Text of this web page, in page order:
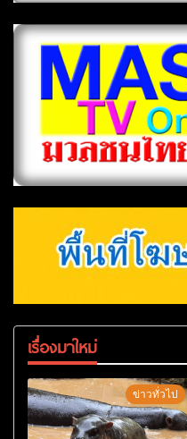
เรื่องมาใหม่
ข่าวทั่วไป